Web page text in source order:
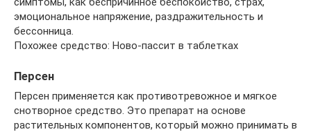
эмоциональное напряжение, раздражительность и
бессонница.
Похожее средство: Ново-пассит в таблетках
Персен
Персен применяется как противотревожное и мягкое
снотворное средство. Это препарат на основе
растительных компонентов, который можно принимать в